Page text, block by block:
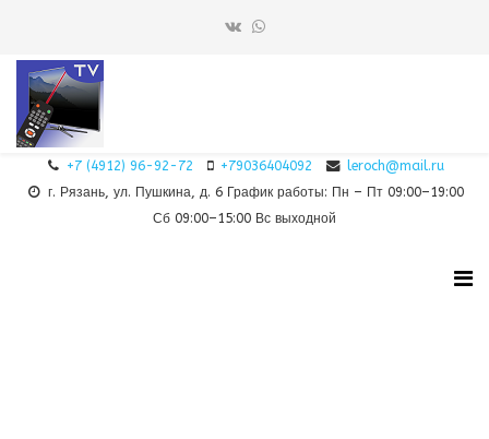
+7 (4912) 96-92-72 +79036404092
leroch@mail.ru
г. Рязань, ул. Пушкина, д. 6 График работы: Пн – Пт 09:00–19:00
Сб 09:00–15:00 Вс выходной